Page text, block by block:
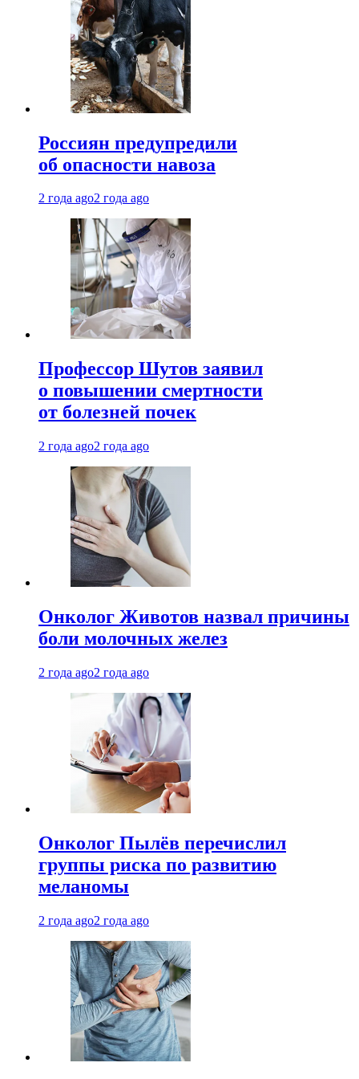
Россиян предупредили
об опасности навоза
2 года ago2 года ago
Профессор Шутов заявил
о повышении смертности
от болезней почек
2 года ago2 года ago
Онколог Животов назвал причины
боли молочных желез
2 года ago2 года ago
Онколог Пылёв перечислил
группы риска по развитию
меланомы
2 года ago2 года ago